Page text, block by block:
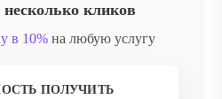
кликов
в 10% на любую услугу
ПОЛУЧИТЬ